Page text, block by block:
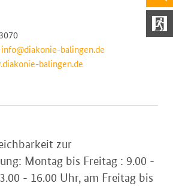
info@diakonie-balingen.de
balingen.de
zur
Montag bis Freitag : 9.00 -
- 16.00 Uhr, am Freitag bis